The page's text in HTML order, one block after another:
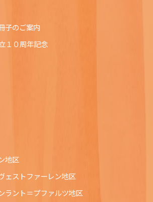
子のご案内
１０周年記念
地区
ェストファーレン地区
ラント＝プファルツ地区